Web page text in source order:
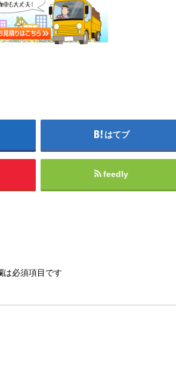
はてブ
feedly
は必須項目です